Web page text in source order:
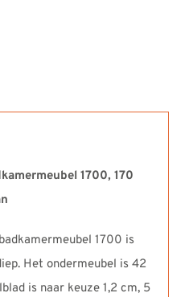
1700, 170
1700 is
Het ondermeubel is 42
is naar keuze 1,2 cm, 5